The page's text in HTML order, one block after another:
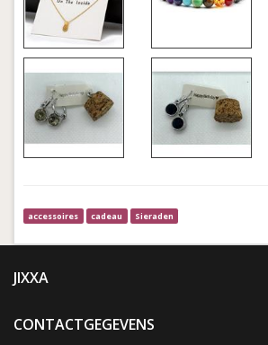
accessoires cadeau Sieraden
JIXXA
CONTACTGEGEVENS